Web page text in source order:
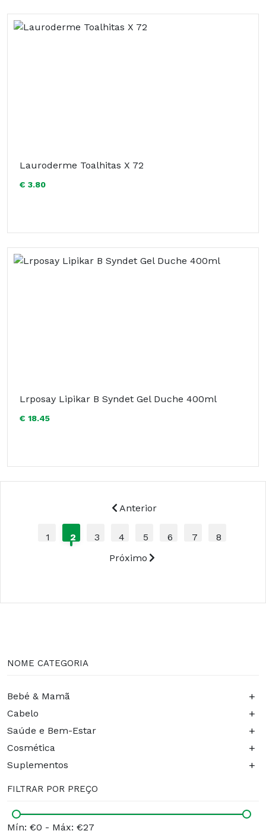
Lauroderme Toalhitas X 72
€ 3.80
Lrposay Lipikar B Syndet Gel Duche 400ml
€ 18.45
Anterior
1 2 3 4 5 6 7
8
Próximo
NOME CATEGORIA
Bebé & Mamã +
Cabelo +
Saúde e Bem-Estar +
Cosmética +
Suplementos +
FILTRAR POR PREÇO
Mín: €0 - Máx: €27